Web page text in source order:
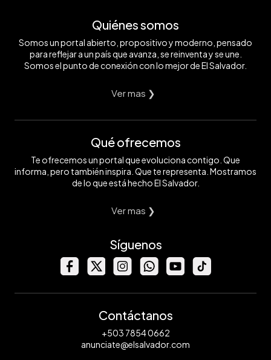
Quiénes somos
Somos un portal abierto, propositivo y moderno, pensado
para reflejar a un país que avanza, se reinventa y se une.
Somos el punto de conexión con lo mejor de El Salvador.
Ver mas ❯
Qué ofrecemos
Te ofrecemos un portal que evoluciona contigo. Que
informa, pero también inspira. Que te representa. Mostramos
de lo que está hecho El Salvador.
Ver mas ❯
Síguenos
Contáctanos
+503 7854 0662
anunciate@elsalvador.com